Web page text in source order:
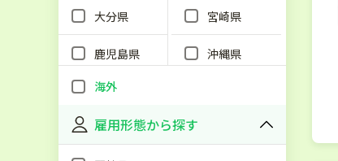
大分県 宮崎県
鹿児島県
沖縄県
海外
雇用形態から探す